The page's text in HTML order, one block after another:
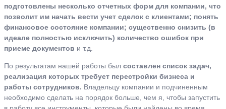
подготовлены несколько отчетных форм для компании, что
позволит им начать вести учет сделок с клиентами; понять
финансовое состояние компании; существенно снизить (в
идеале полностью исключить) количество ошибок при
приеме документов и т.д.
По результатам нашей работы был составлен список задач,
реализация которых требует перестройки бизнеса и
работы сотрудников. Владельцу компании и подчиненным
необходимо сделать на порядок больше, чем я, чтобы запустить